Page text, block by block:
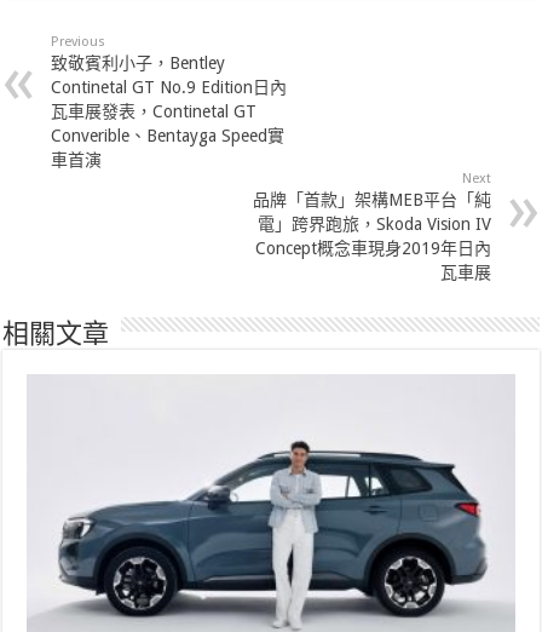
Previous
致敬賓利小子，Bentley
Continetal GT No.9 Edition日內
瓦車展發表，Continetal GT
Converible、Bentayga Speed實
車首演
Next
品牌「首款」架構MEB平台「純
電」跨界跑旅，Skoda Vision IV
Concept概念車現身2019年日內
瓦車展
相關文章